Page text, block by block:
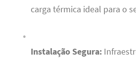
carga térmica ideal para o
Instalação Segura: